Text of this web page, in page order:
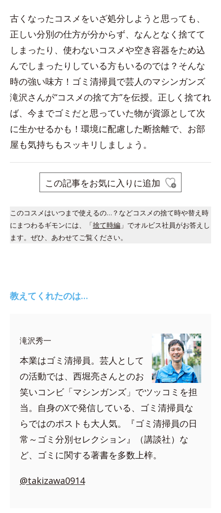
古くなったコスメをいざ処分しようと思っても、
正しい分別の仕方が分からず、なんとなく捨てて
しまったり、使わないコスメや空き容器をため込
んでしまったりしている方もいるのでは？そんな
時の強い味方！ゴミ清掃員で芸人のマシンガンズ
滝沢さんが“コスメの捨て方”を伝授。正しく捨てれ
ば、今までゴミだと思っていた物が資源として次
に生かせるかも！環境に配慮した断捨離で、お部
屋も気持ちもスッキリしましょう。
この記事をお気に入りに追加
このコスメはいつまで使えるの…？などコスメの捨て時や替え時
にまつわるギモンには、「捨て時編 」でオルビス社員がお答えし
ます。ぜひ、あわせてご覧ください。
教えてくれたのは…
滝沢秀一
本業はゴミ清掃員。芸人として
の活動では、西堀亮さんとのお
笑いコンビ「マシンガンズ」でツッコミを担
当。自身のXで発信している、ゴミ清掃員な
らではのポストも大人気。『ゴミ清掃員の日
常～ゴミ分別セレクション』（講談社）な
ど、ゴミに関する著書を多数上梓。
@takizawa0914